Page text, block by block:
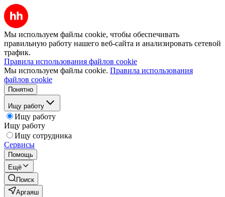
Мы используем файлы cookie, чтобы обеспечивать
правильную работу нашего веб-сайта и анализировать сетевой
трафик.
Правила использования файлов cookie
Мы используем файлы cookie. Правила использования
файлов cookie
Понятно
Ищу работу
Ищу работу
Ищу работу
Ищу сотрудника
Сервисы
Помощь
Ещё
Поиск
Аргаяш